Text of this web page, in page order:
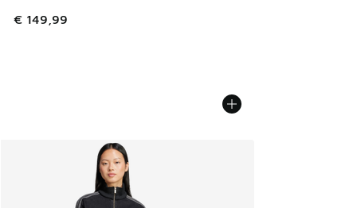
€ 149,99